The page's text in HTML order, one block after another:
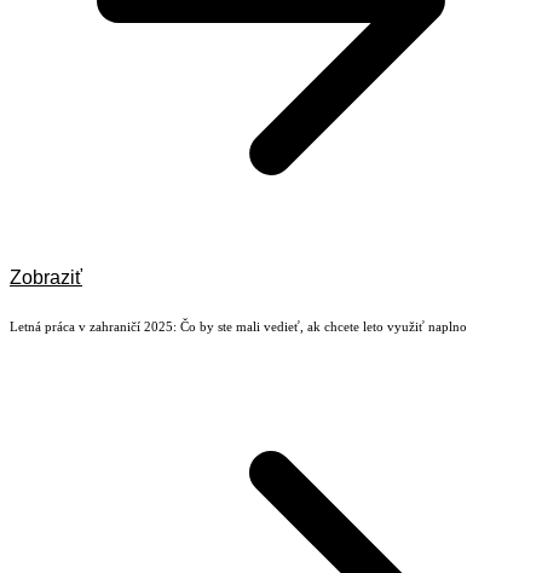
Zobraziť
Letná práca v zahraničí 2025: Čo by ste mali vedieť, ak chcete leto využiť naplno